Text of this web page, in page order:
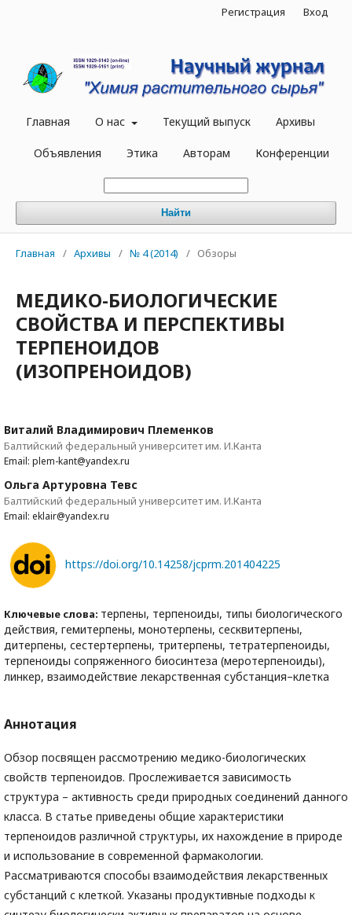
Главная О нас Текущий выпуск Архивы
Объявления Этика Авторам Конференции
Найти
Регистрация Вход
Главная / Архивы / № 4 (2014) / Обзоры
МЕДИКО-БИОЛОГИЧЕСКИЕ
СВОЙСТВА И ПЕРСПЕКТИВЫ
ТЕРПЕНОИДОВ
(ИЗОПРЕНОИДОВ)
Виталий Владимирович Племенков
Балтийский федеральный университет им. И.Канта
Email: plem-kant@yandex.ru
Ольга Артуровна Тевс
Балтийский федеральный университет им. И.Канта
Email: eklair@yandex.ru
https://doi.org/10.14258/jcprm.201404225
Ключевые слова: терпены, терпеноиды, типы биологического
действия, гемитерпены, монотерпены, сесквитерпены,
дитерпены, сестертерпены, тритерпены, тетратерпеноиды,
терпеноиды сопряженного биосинтеза (меротерпеноиды),
линкер, взаимодействие лекарственная субстанция–клетка
Аннотация
Обзор посвящен рассмотрению медико-биологических
свойств терпеноидов. Прослеживается зависимость
структура – активность среди природных соединений данного
класса. В статье приведены общие характеристики
терпеноидов различной структуры, их нахождение в природе
и использование в современной фармакологии.
Рассматриваются способы взаимодействия лекарственных
субстанций с клеткой. Указаны продуктивные подходы к